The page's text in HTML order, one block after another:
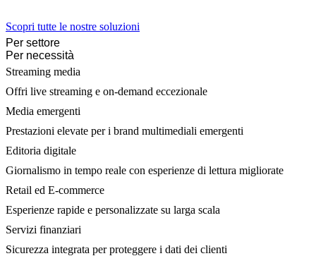
Scopri tutte le nostre soluzioni
Per settore
Per necessità
Streaming media
Offri live streaming e on-demand eccezionale
Media emergenti
Prestazioni elevate per i brand multimediali emergenti
Editoria digitale
Giornalismo in tempo reale con esperienze di lettura migliorate
Retail ed E-commerce
Esperienze rapide e personalizzate su larga scala
Servizi finanziari
Sicurezza integrata per proteggere i dati dei clienti